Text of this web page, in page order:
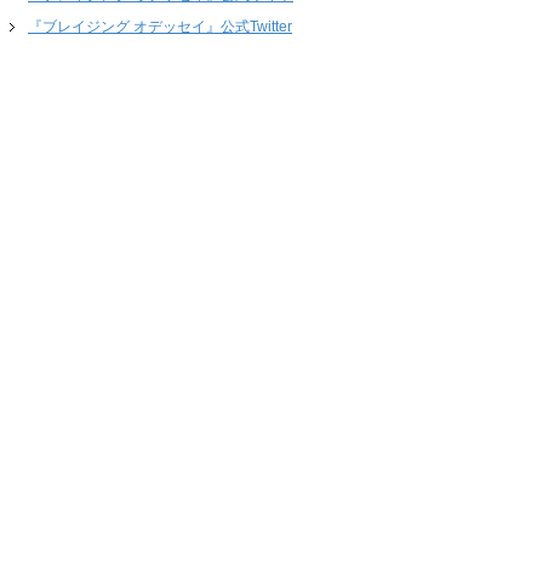
『ブレイジング オデッセイ』公式Twitter